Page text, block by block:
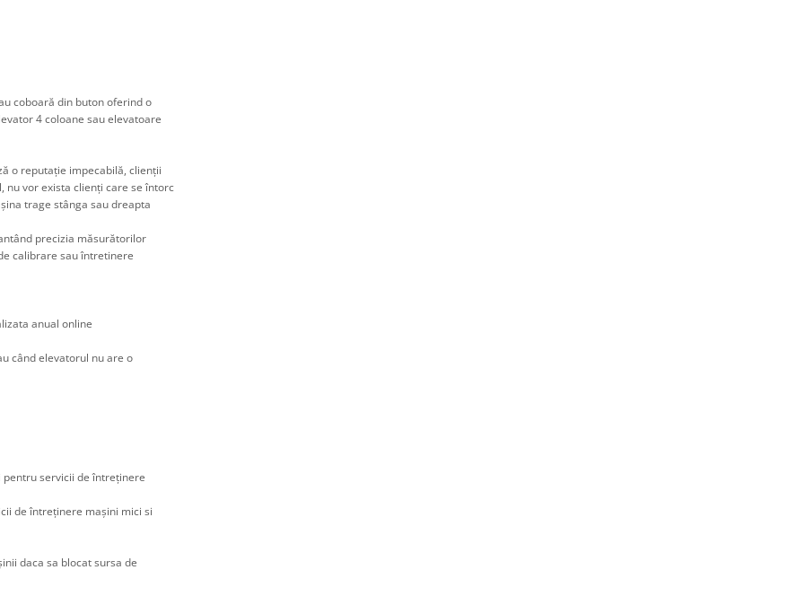
coboară din buton oferind o
4 coloane sau elevatoare
o reputație impecabilă, clienții
nu vor exista clienți care se întorc
trage stânga sau dreapta
precizia măsurătorilor
calibrare sau întretinere
anual online
când elevatorul nu are o
servicii de întreținere
de întreținere mașini mici si
daca sa blocat sursa de